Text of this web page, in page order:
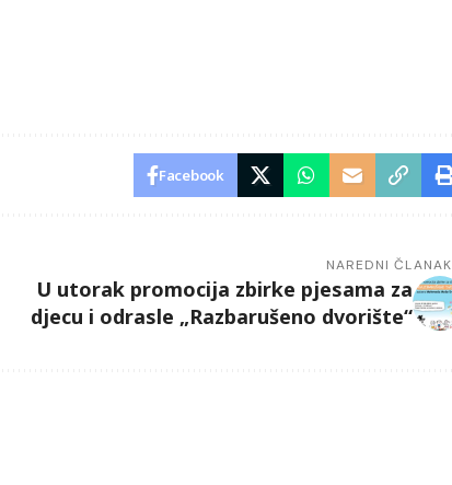
Facebook
NAREDNI ČLANAK
U utorak promocija zbirke pjesama za
djecu i odrasle „Razbarušeno dvorište“